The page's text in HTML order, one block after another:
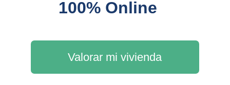
Valorar mi vivienda
100% Online